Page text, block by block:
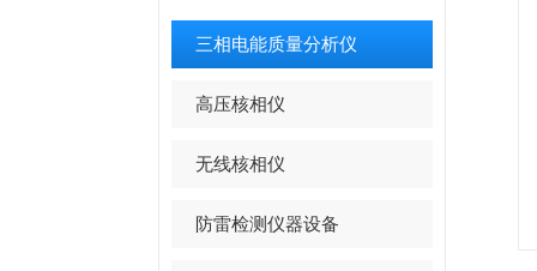
三相电能质量分析仪
高压核相仪
无线核相仪
防雷检测仪器设备